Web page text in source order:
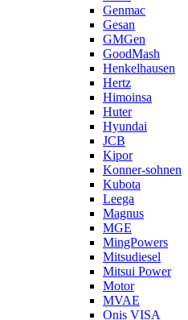
Genmac
Gesan
GMGen
GoodMash
Henkelhausen
Hertz
Himoinsa
Huter
Hyundai
JCB
Kipor
Konner-sohnen
Kubota
Leega
Magnus
MGE
MingPowers
Mitsudiesel
Mitsui Power
Motor
MVAE
Onis VISA